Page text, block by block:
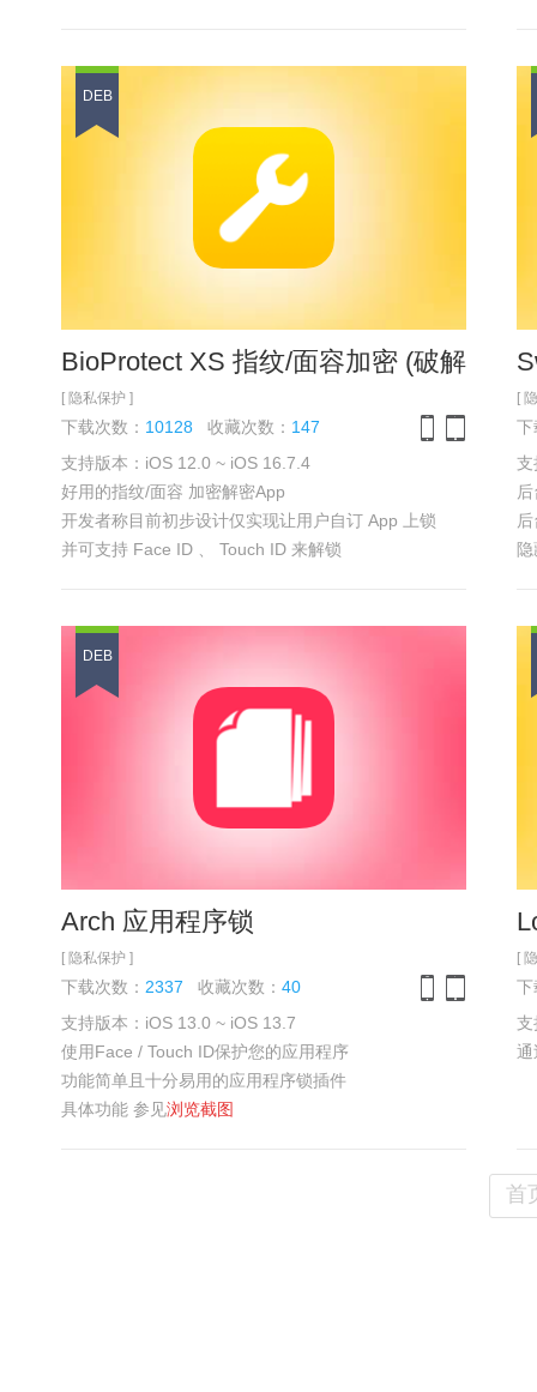
DEB
BioProtect XS 指纹/面容加密 (破解版)
[ 隐私保护 ]
下载次数： 10128 收藏次数： 147
支持版本：iOS 12.0 ~ iOS 16.7.4
好用的指纹/面容 加密解密App
开发者称目前初步设计仅实现让用户自订 App 上锁
并可支持 Face ID 、 Touch ID 来解锁
像是访客模式、自订能够访问功能、锁定切换、锁定应
用程式防止切换到其他画面上等功能。
仅本源会员可用
浏览截图
[
下
支
DEB
Arch 应用程序锁
[ 隐私保护 ]
下载次数： 2337 收藏次数：40
支持版本：iOS 13.0 ~ iOS 13.7
使用Face / Touch ID保护您的应用程序
功能简单且十分易用的应用程序锁插件
具体功能 参见浏览截图
[
下
支
通
首